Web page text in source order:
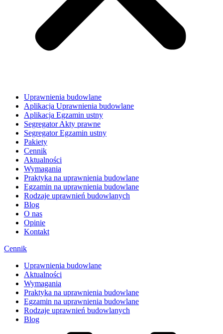
Uprawnienia budowlane
Aplikacja Uprawnienia budowlane
Aplikacja Egzamin ustny
Segregator Akty prawne
Segregator Egzamin ustny
Pakiety
Cennik
Aktualności
Wymagania
Praktyka na uprawnienia budowlane
Egzamin na uprawnienia budowlane
Rodzaje uprawnień budowlanych
Blog
O nas
Opinie
Kontakt
Cennik
Uprawnienia budowlane
Aktualności
Wymagania
Praktyka na uprawnienia budowlane
Egzamin na uprawnienia budowlane
Rodzaje uprawnień budowlanych
Blog